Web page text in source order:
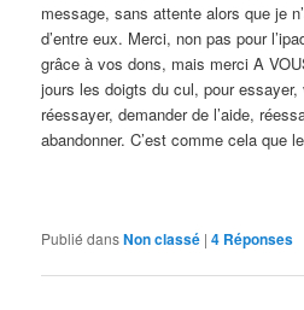
message, sans attente alors que je
d’entre eux. Merci, non pas pour
grâce à vos dons, mais merci A
jours les doigts du cul, pour essayer,
réessayer, demander de l’aide,
abandonner. C’est comme cela que
Publié dansNon classé |4 Réponses